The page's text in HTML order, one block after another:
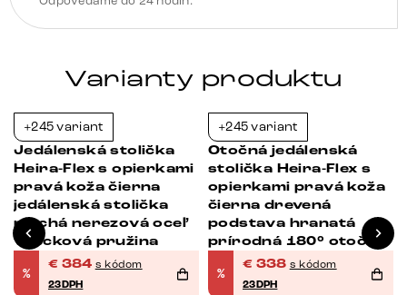
pružina
Varianty produktu
+245 variant
Jedálenská stolička
Heira-Flex s opierkami
pravá koža čierna
jedálenská stolička
plochá nerezová oceľ
vrecková pružina
%
€ 384 s kódom
23DPH
+245 variant
Otočná jedálenská
stolička Heira-Flex s
opierkami pravá koža
čierna drevená
podstava hranatá
prírodná 180° otočná
vrecková pružina
%
€ 338 s kódom
23DPH